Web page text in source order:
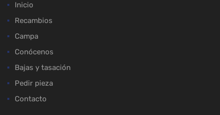
Inicio
Recambios
Campa
Conócenos
Bajas y tasación
Pedir pieza
Contacto